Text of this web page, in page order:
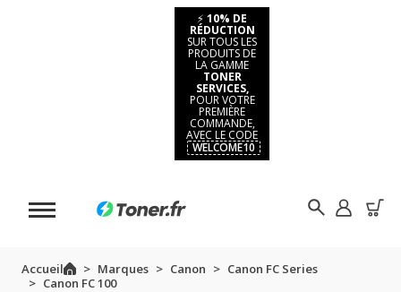
⚡ 10% DE
RÉDUCTION
SUR TOUS LES
PRODUITS DE
LA GAMME
TONER
SERVICES,
POUR VOTRE
PREMIÈRE
COMMANDE,
AVEC LE CODE
WELCOME10
Accueil Marques Canon
Canon FC Series
Canon FC 100